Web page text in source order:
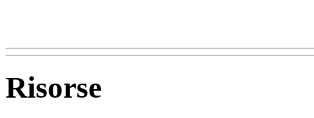
Risorse